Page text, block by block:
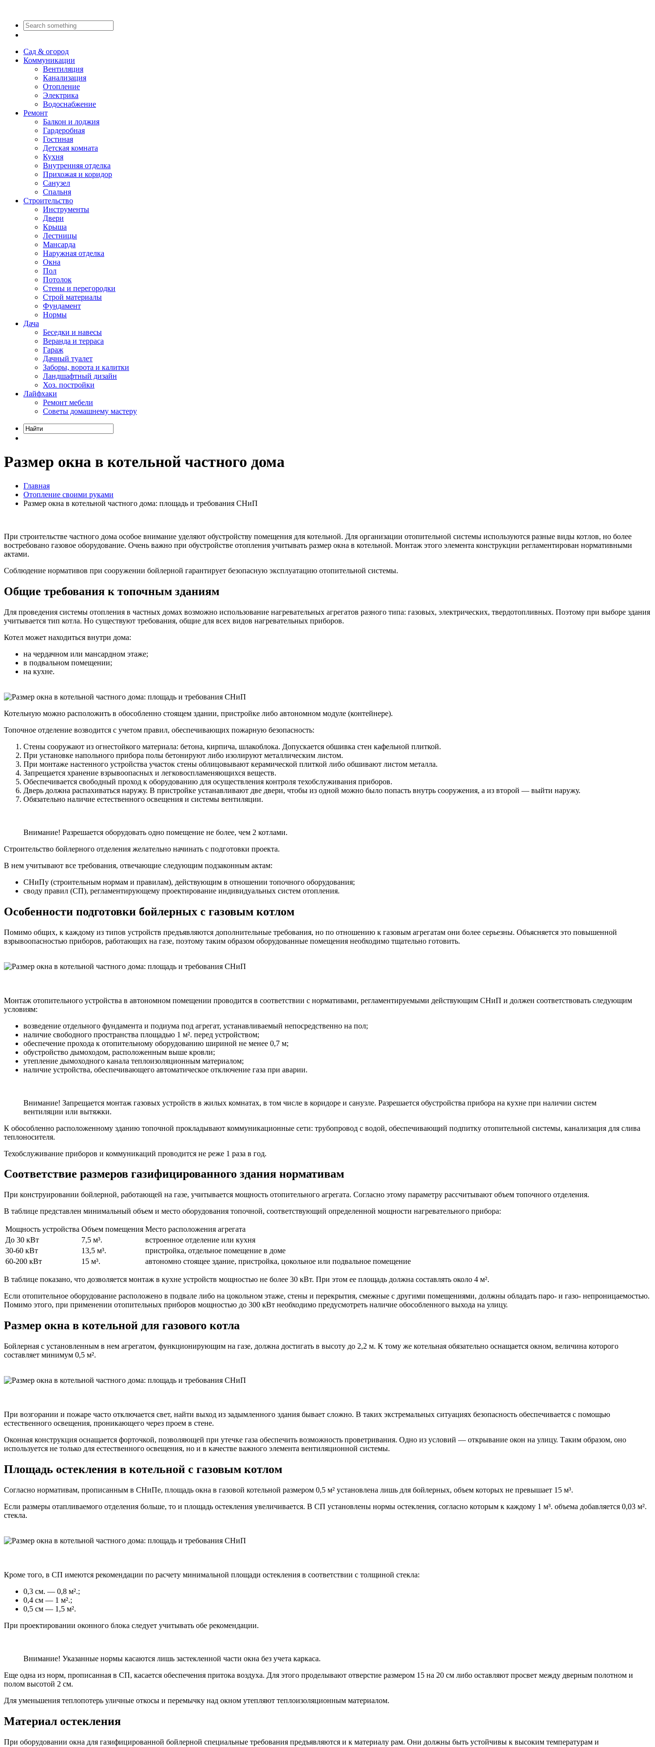
Сад & огород
Коммуникации
Вентиляция
Канализация
Отопление
Электрика
Водоснабжение
Ремонт
Балкон и лоджия
Гардеробная
Гостиная
Детская комната
Кухня
Внутренняя отделка
Прихожая и коридор
Санузел
Спальня
Строительство
Инструменты
Двери
Крыша
Лестницы
Мансарда
Наружная отделка
Окна
Пол
Потолок
Стены и перегородки
Строй материалы
Фундамент
Нормы
Дача
Беседки и навесы
Веранда и терраса
Гараж
Дачный туалет
Заборы, ворота и калитки
Ландшафтный дизайн
Хоз. постройки
Лайфхаки
Ремонт мебели
Советы домашнему мастеру
Размер окна в котельной частного дома
Главная
Отопление своими руками
Размер окна в котельной частного дома: площадь и требования СНиП
При строительстве частного дома особое внимание уделяют обустройству помещения для котельной. Для организации отопительной системы используются разные виды котлов, но более
востребовано газовое оборудование. Очень важно при обустройстве отопления учитывать размер окна в котельной. Монтаж этого элемента конструкции регламентирован нормативными
актами.
Соблюдение нормативов при сооружении бойлерной гарантирует безопасную эксплуатацию отопительной системы.
Общие требования к топочным зданиям
Для проведения системы отопления в частных домах возможно использование нагревательных агрегатов разного типа: газовых, электрических, твердотопливных. Поэтому при выборе здания
учитывается тип котла. Но существуют требования, общие для всех видов нагревательных приборов.
Котел может находиться внутри дома:
на чердачном или мансардном этаже;
в подвальном помещении;
на кухне.
Котельную можно расположить в обособленно стоящем здании, пристройке либо автономном модуле (контейнере).
Топочное отделение возводится с учетом правил, обеспечивающих пожарную безопасность:
Стены сооружают из огнестойкого материала: бетона, кирпича, шлакоблока. Допускается обшивка стен кафельной плиткой.
При установке напольного прибора полы бетонируют либо изолируют металлическим листом.
При монтаже настенного устройства участок стены облицовывают керамической плиткой либо обшивают листом металла.
Запрещается хранение взрывоопасных и легковоспламеняющихся веществ.
Обеспечивается свободный проход к оборудованию для осуществления контроля техобслуживания приборов.
Дверь должна распахиваться наружу. В пристройке устанавливают две двери, чтобы из одной можно было попасть внутрь сооружения, а из второй — выйти наружу.
Обязательно наличие естественного освещения и системы вентиляции.
Внимание! Разрешается оборудовать одно помещение не более, чем 2 котлами.
Строительство бойлерного отделения желательно начинать с подготовки проекта.
В нем учитывают все требования, отвечающие следующим подзаконным актам:
СНиПу (строительным нормам и правилам), действующим в отношении топочного оборудования;
своду правил (СП), регламентирующему проектирование индивидуальных систем отопления.
Особенности подготовки бойлерных с газовым котлом
Помимо общих, к каждому из типов устройств предъявляются дополнительные требования, но по отношению к газовым агрегатам они более серьезны. Объясняется это повышенной
взрывоопасностью приборов, работающих на газе, поэтому таким образом оборудованные помещения необходимо тщательно готовить.
Монтаж отопительного устройства в автономном помещении проводится в соответствии с нормативами, регламентируемыми действующим СНиП и должен соответствовать следующим
условиям:
возведение отдельного фундамента и подиума под агрегат, устанавливаемый непосредственно на пол;
наличие свободного пространства площадью 1 м². перед устройством;
обеспечение прохода к отопительному оборудованию шириной не менее 0,7 м;
обустройство дымоходом, расположенным выше кровли;
утепление дымоходного канала теплоизоляционным материалом;
наличие устройства, обеспечивающего автоматическое отключение газа при аварии.
Внимание! Запрещается монтаж газовых устройств в жилых комнатах, в том числе в коридоре и санузле. Разрешается обустройства прибора на кухне при наличии систем
вентиляции или вытяжки.
К обособленно расположенному зданию топочной прокладывают коммуникационные сети: трубопровод с водой, обеспечивающий подпитку отопительной системы, канализация для слива
теплоносителя.
Техобслуживание приборов и коммуникаций проводится не реже 1 раза в год.
Соответствие размеров газифицированного здания нормативам
При конструировании бойлерной, работающей на газе, учитывается мощность отопительного агрегата. Согласно этому параметру рассчитывают объем топочного отделения.
В таблице представлен минимальный объем и место оборудования топочной, соответствующий определенной мощности нагревательного прибора:
Мощность устройства Объем помещения Место расположения агрегата
До 30 кВт
7,5 м³.
встроенное отделение или кухня
30-60 кВт
13,5 м³.
пристройка, отдельное помещение в доме
60-200 кВт
15 м³. автономно стоящее здание, пристройка, цокольное или подвальное помещение
В таблице показано, что дозволяется монтаж в кухне устройств мощностью не более 30 кВт. При этом ее площадь должна составлять около 4 м².
Если отопительное оборудование расположено в подвале либо на цокольном этаже, стены и перекрытия, смежные с другими помещениями, должны обладать паро- и газо- непроницаемостью.
Помимо этого, при применении отопительных приборов мощностью до 300 кВт необходимо предусмотреть наличие обособленного выхода на улицу.
Размер окна в котельной для газового котла
Бойлерная с установленным в нем агрегатом, функционирующим на газе, должна достигать в высоту до 2,2 м. К тому же котельная обязательно оснащается окном, величина которого
составляет минимум 0,5 м².
При возгорании и пожаре часто отключается свет, найти выход из задымленного здания бывает сложно. В таких экстремальных ситуациях безопасность обеспечивается с помощью
естественного освещения, проникающего через проем в стене.
Оконная конструкция оснащается форточкой, позволяющей при утечке газа обеспечить возможность проветривания. Одно из условий — открывание окон на улицу. Таким образом, оно
используется не только для естественного освещения, но и в качестве важного элемента вентиляционной системы.
Площадь остекления в котельной с газовым котлом
Согласно нормативам, прописанным в СНиПе, площадь окна в газовой котельной размером 0,5 м² установлена лишь для бойлерных, объем которых не превышает 15 м³.
Если размеры отапливаемого отделения больше, то и площадь остекления увеличивается. В СП установлены нормы остекления, согласно которым к каждому 1 м³. объема добавляется 0,03 м².
стекла.
Кроме того, в СП имеются рекомендации по расчету минимальной площади остекления в соответствии с толщиной стекла:
0,3 см. — 0,8 м².;
0,4 см — 1 м².;
0,5 см — 1,5 м².
При проектировании оконного блока следует учитывать обе рекомендации.
Внимание! Указанные нормы касаются лишь застекленной части окна без учета каркаса.
Еще одна из норм, прописанная в СП, касается обеспечения притока воздуха. Для этого проделывают отверстие размером 15 на 20 см либо оставляют просвет между дверным полотном и
полом высотой 2 см.
Для уменьшения теплопотерь уличные откосы и перемычку над окном утепляют теплоизоляционным материалом.
Материал остекления
При оборудовании окна для газифицированной бойлерной специальные требования предъявляются и к материалу рам. Они должны быть устойчивы к высоким температурам и